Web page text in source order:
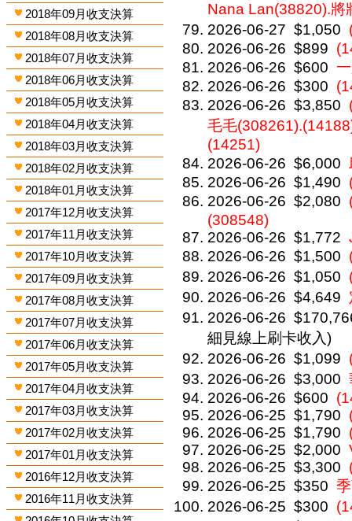
2018年09月收支決算
2018年08月收支決算
2018年07月收支決算
2018年06月收支決算
2018年05月收支決算
2018年04月收支決算
2018年03月收支決算
2018年02月收支決算
2018年01月收支決算
2017年12月收支決算
2017年11月收支決算
2017年10月收支決算
2017年09月收支決算
2017年08月收支決算
2017年07月收支決算
2017年06月收支決算
2017年05月收支決算
2017年04月收支決算
2017年03月收支決算
2017年02月收支決算
2017年01月收支決算
2016年12月收支決算
2016年11月收支決算
Nana Lan(38820).
2026-06-27 $1,050
2026-06-26 $899
2026-06-26 $600
2026-06-26 $300
2026-06-26 $3,850
毛毛
(14251)
2026-06-26 $6,000
2026-06-26 $1,490
2026-06-26 $2,080
(308548)
2026-06-26 $1,772
2026-06-26 $1,500
2026-06-26 $1,050
2026-06-26 $4,649
2026-06-26
細見線上刷卡收入)
2026-06-26 $1,099
2026-06-26 $3,000
2026-06-26 $600
2026-06-25 $1,790
2026-06-25 $1,790
2026-06-25 $2,000
2026-06-25 $3,300
2026-06-25 $350
2026-06-25 $300